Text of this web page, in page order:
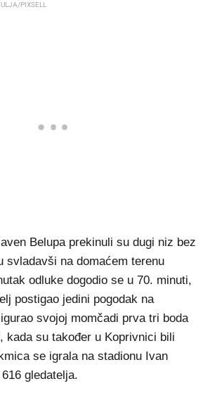
PIXSELL
Belupa prekinuli su dugi niz bez
svladavši na domaćem terenu
odluke dogodio se u 70. minuti,
postigao jedini pogodak na
svojoj momčadi prva tri boda
kada su također u Koprivnici bili
se igrala na stadionu Ivan
gledatelja.